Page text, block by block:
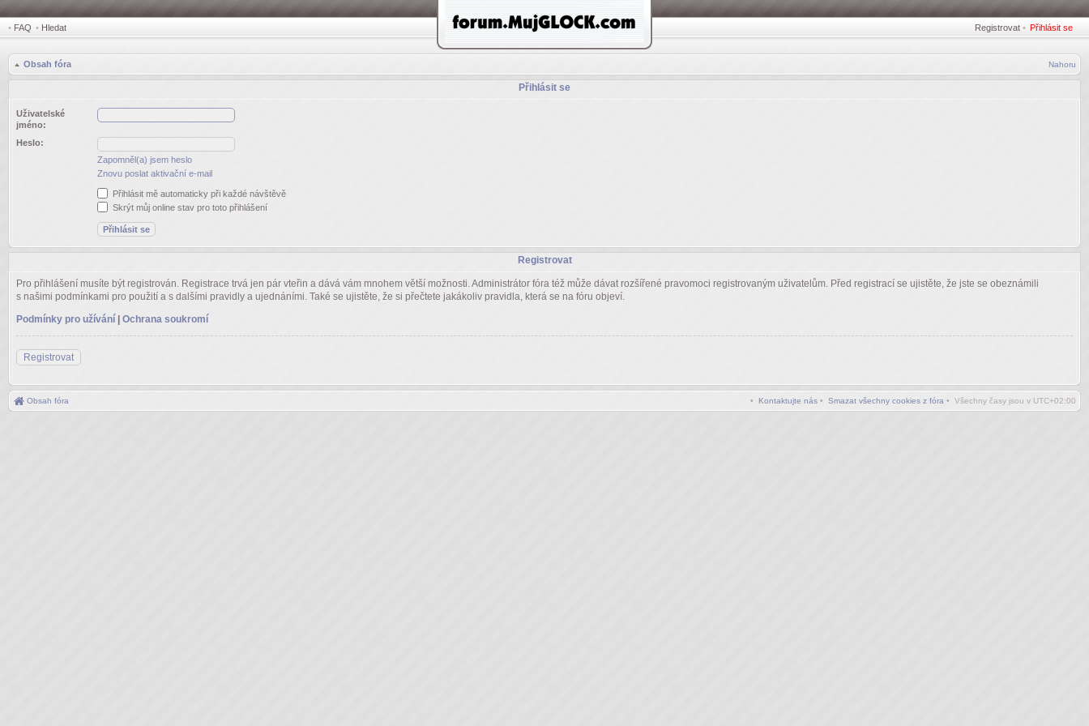
• FAQ • Hledat Registrovat • Přihlásit se
Obsah fóra Nahoru
Přihlásit se
Uživatelské
jméno:
Heslo:
Zapomněl(a) jsem heslo
Znovu poslat aktivační e-mail
Přihlásit mě automaticky při každé návštěvě
Skrýt můj online stav pro toto přihlášení
Registrovat
Pro přihlášení musíte být registrován. Registrace trvá jen pár vteřin a dává vám mnohem větší možnosti. Administrátor fóra též může dávat rozšířené pravomoci registrovaným uživatelům. Před registrací se ujistěte, že jste se obeznámili
s našimi podmínkami pro použití a s dalšími pravidly a ujednáními. Také se ujistěte, že si přečtete jakákoliv pravidla, která se na fóru objeví.
Podmínky pro užívání
Ochrana soukromí
Registrovat
Obsah fóra • Všechny časy jsou v UTC+02:00
• Smazat všechny cookies z fóra
• Kontaktujte nás